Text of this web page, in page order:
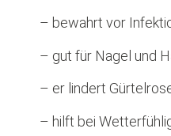
– bewahrt vor
– gut für Nagel und
– er lindert
– hilft bei